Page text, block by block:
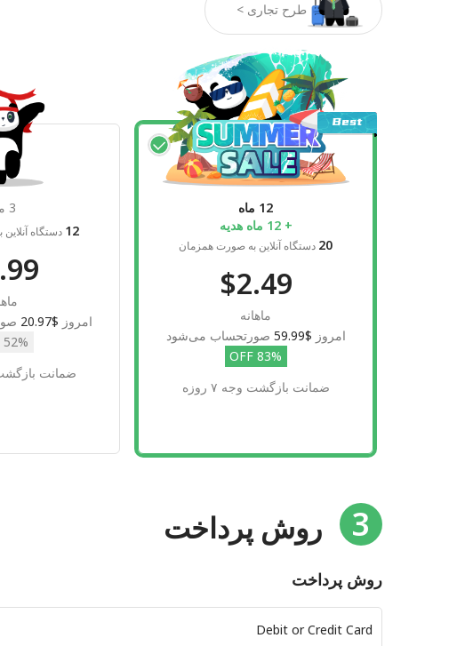
طرح تجاری >
12 ماه
+ 12 ماه هدیه
20 دستگاه آنلاین به صورت همزمان
$2.49
ماهانه
امروز $59.99
صورتحساب می‌شود
83% OFF
ضمانت بازگشت وجه ۷ روزه
3 ماه
12 دستگاه
امروز $20.97
52% OFF
ضمانت بازگشت
3 روش پرداخت
روش پرداخت
Debit or Credit Card